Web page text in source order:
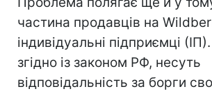
частина продавців на
індивідуальні підприємці
згідно із законом РФ, несуть
відповідальність за борги